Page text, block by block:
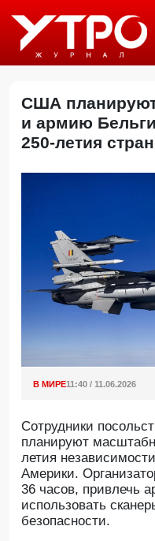
США
и армию
250-летия
В МИРЕ11:40 / 11.06.2026
Сотрудники
планируют
летия
Америки.
36 часов, привлечь
использовать
безопасности.